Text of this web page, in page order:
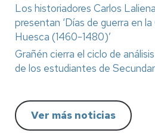
Los historiadores Carlos
presentan ‘Días de guerra en
Huesca (1460-1480)’
Grañén cierra el ciclo de
de los estudiantes de
Ver más noticias